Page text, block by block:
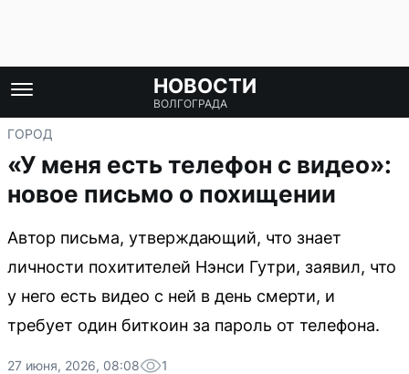
НОВОСТИ
ВОЛГОГРАДА
ГОРОД
«У меня есть телефон с видео»:
новое письмо о похищении
Автор письма, утверждающий, что знает
личности похитителей Нэнси Гутри, заявил, что
у него есть видео с ней в день смерти, и
требует один биткоин за пароль от телефона.
27 июня, 2026, 08:08 1